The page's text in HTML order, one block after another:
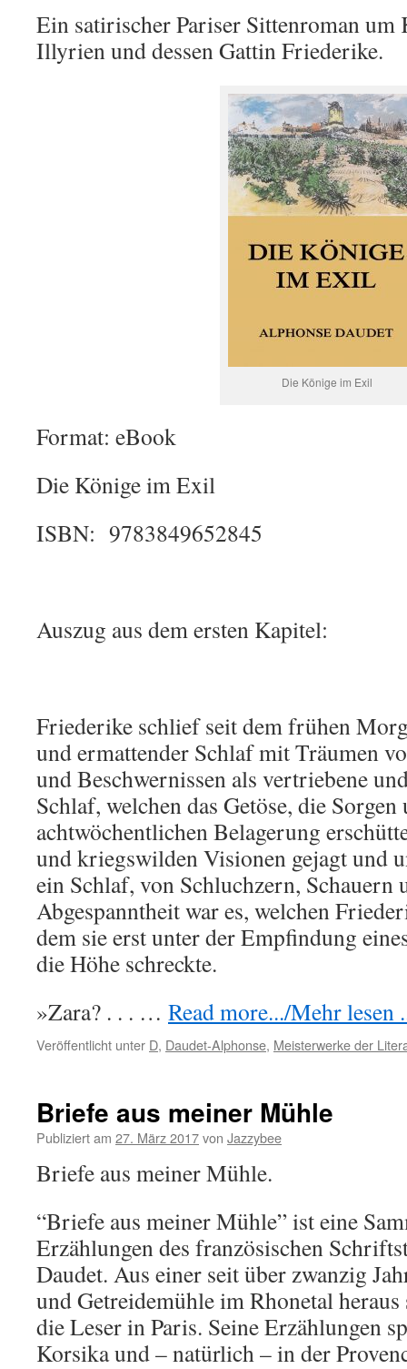
Ein satirischer Pariser Sittenroman
Illyrien und dessen Gattin Friederike.
Die Könige im Exil
Format: eBook
Die Könige im Exil
ISBN: 9783849652845
Auszug aus dem ersten Kapitel:
Friederike schlief seit dem frühen
und ermattender Schlaf mit Träumen
und Beschwernissen als vertriebene
Schlaf, welchen das Getöse, die
achtwöchentlichen Belagerung
und kriegswilden Visionen gejagt und
ein Schlaf, von Schluchzern, Schauern
Abgespanntheit war es, welchen
dem sie erst unter der Empfindung
die Höhe schreckte.
»Zara? . . . … Read more.../Mehr lesen
Veröffentlicht unter D, Daudet-Alphonse, Meisterwerke der
Briefe aus meiner Mühle
Publiziert am 27. März 2017von Jazzybee
Briefe aus meiner Mühle.
“Briefe aus meiner Mühle” ist eine
Erzählungen des französischen
Daudet. Aus einer seit über zwanzig
und Getreidemühle im Rhonetal
die Leser in Paris. Seine Erzählungen
Korsika und – natürlich – in der